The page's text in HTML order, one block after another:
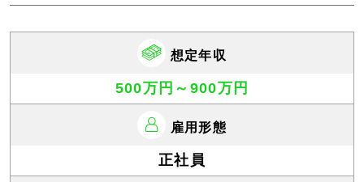
想定年収
500万円～900万円
雇用形態
正社員